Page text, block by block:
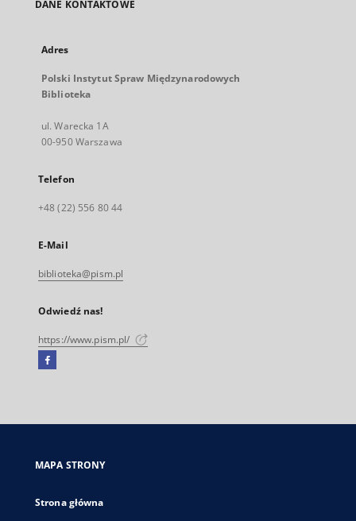
DANE KONTAKTOWE
Adres
Polski Instytut Spraw Międzynarodowych
Biblioteka
ul. Warecka 1A
00-950 Warszawa
Telefon
+48 (22) 556 80 44
E-Mail
biblioteka@pism.pl
Odwiedź nas!
https://www.pism.pl/
Facebook
się
karcie
MAPA STRONY
Strona główna